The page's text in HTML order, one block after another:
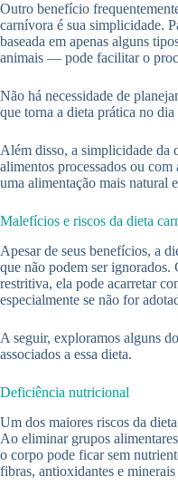
Outro benefício
carnívora é sua simplicidade.
baseada em apenas alguns
animais — pode facilitar o
Não há necessidade de
que torna a dieta prática no dia
Além disso, a simplicidade da
alimentos processados ou
uma alimentação mais natural
Malefícios e riscos da dieta
Apesar de seus benefícios, a
que não podem ser ignorados.
restritiva, ela pode acarretar
especialmente se não for
A seguir, exploramos alguns
associados a essa dieta.
Deficiência nutricional
Um dos maiores riscos da
Ao eliminar grupos
o corpo pode ficar sem
fibras, antioxidantes e